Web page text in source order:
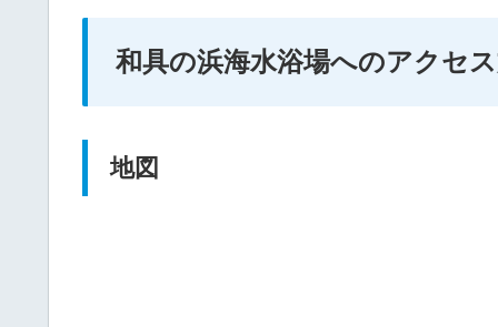
和具の浜海水浴場へのアクセ
地図